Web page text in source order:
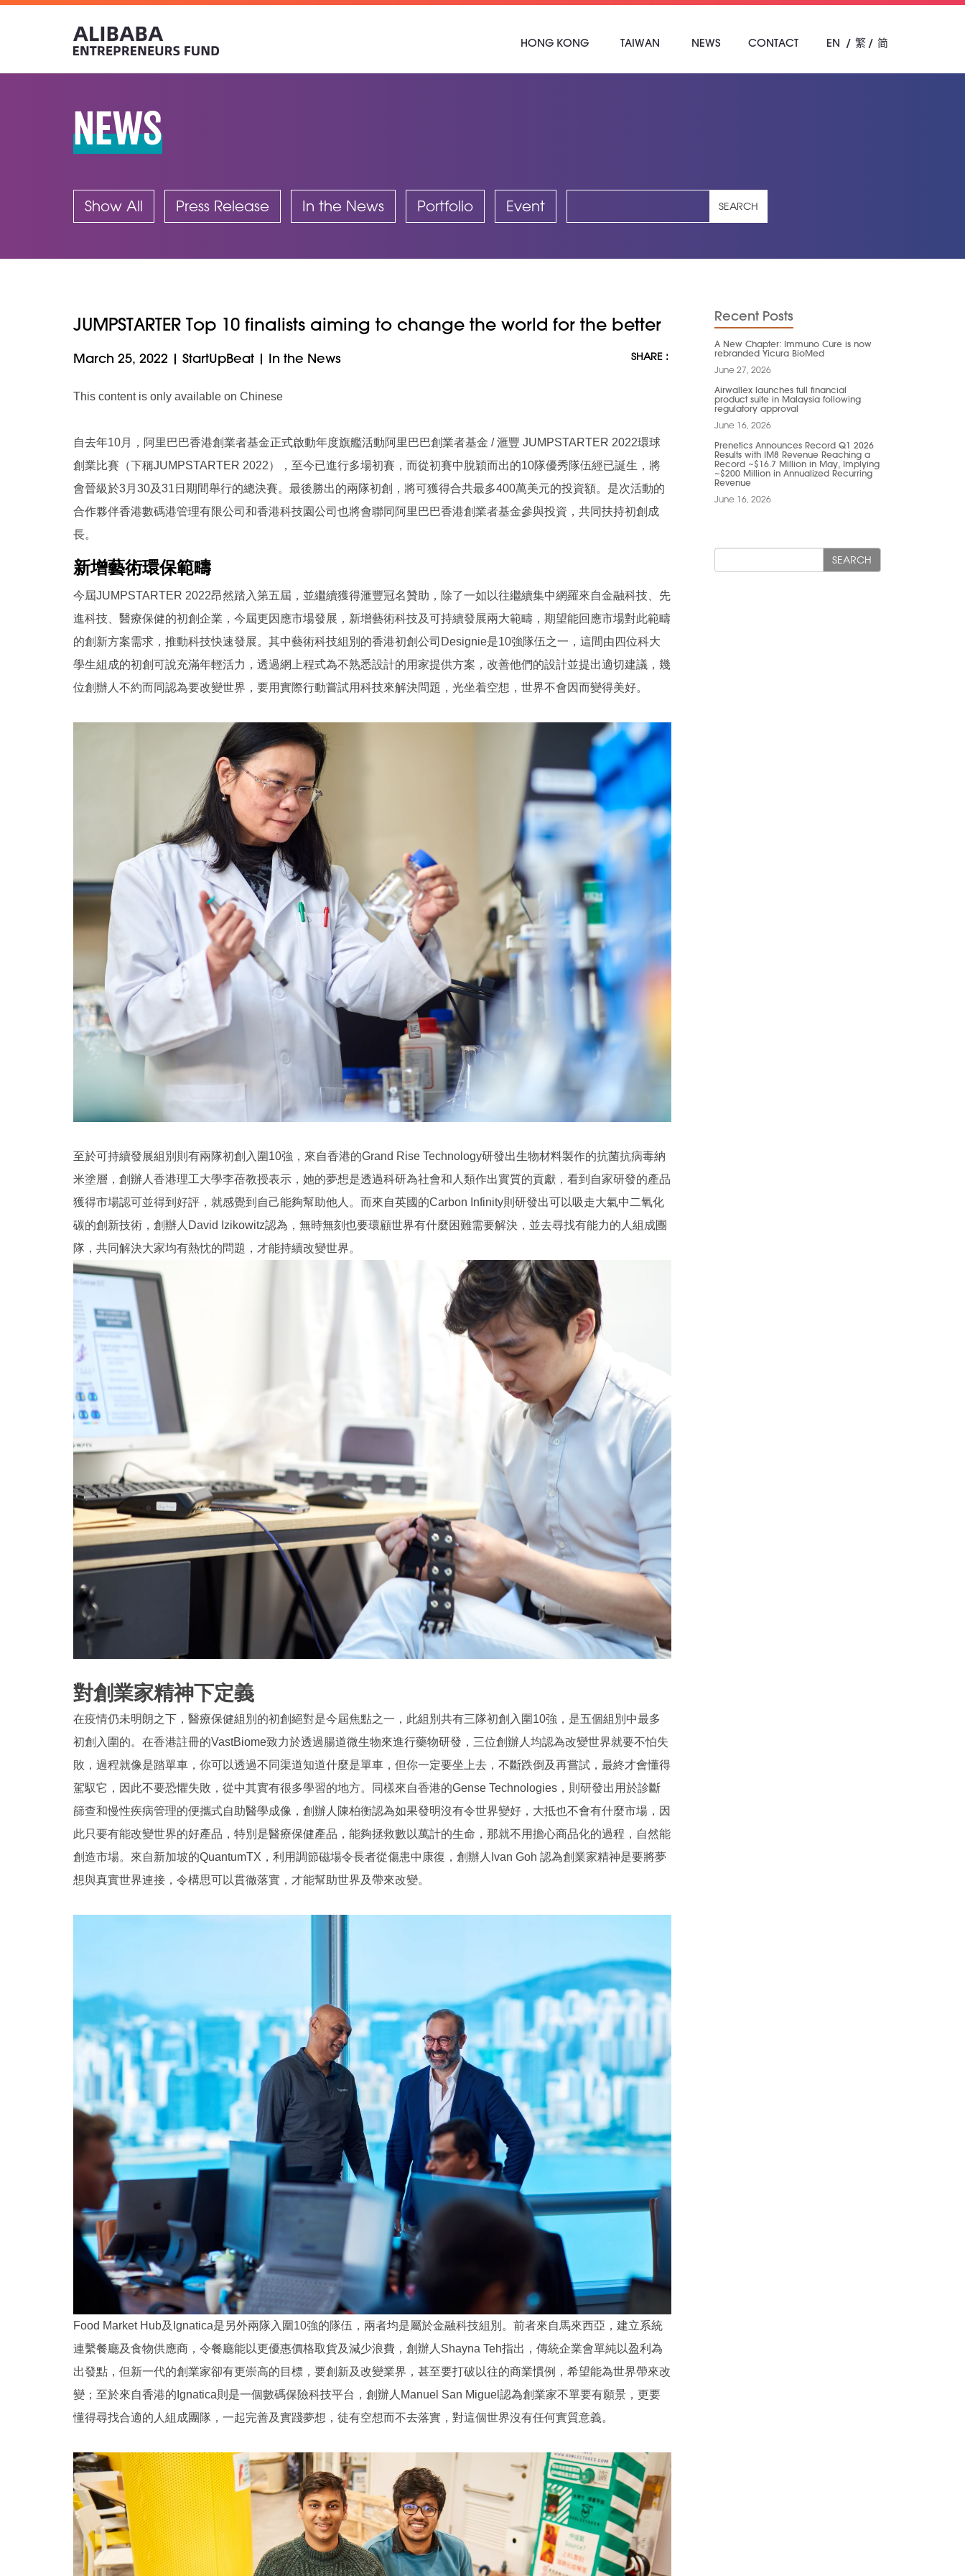
HONG KONG TAIWAN NEWS CONTACT EN 繁 简
NEWS
Show All Press Release In the News Portfolio Event SEARCH
JUMPSTARTER Top 10 finalists aiming to change the world for the better
March 25, 2022 | StartUpBeat | In the News SHARE :
This content is only available on Chinese
自去年10月，阿里巴巴香港創業者基金正式啟動年度旗艦活動阿里巴巴創業者基金 / 滙豐 JUMPSTARTER 2022環球
創業比賽（下稱JUMPSTARTER 2022），至今已進行多場初賽，而從初賽中脫穎而出的10隊優秀隊伍經已誕生，將
會晉級於3月30及31日期間舉行的總決賽。最後勝出的兩隊初創，將可獲得合共最多400萬美元的投資額。是次活動的
合作夥伴香港數碼港管理有限公司和香港科技園公司也將會聯同阿里巴巴香港創業者基金參與投資，共同扶持初創成
長。
新增藝術環保範疇
今屆JUMPSTARTER 2022昂然踏入第五屆，並繼續獲得滙豐冠名贊助，除了一如以往繼續集中網羅來自金融科技、先
進科技、醫療保健的初創企業，今屆更因應市場發展，新增藝術科技及可持續發展兩大範疇，期望能回應市場對此範疇
的創新方案需求，推動科技快速發展。其中藝術科技組別的香港初創公司Designie是10強隊伍之一，這間由四位科大
學生組成的初創可說充滿年輕活力，透過網上程式為不熟悉設計的用家提供方案，改善他們的設計並提出適切建議，幾
位創辦人不約而同認為要改變世界，要用實際行動嘗試用科技來解決問題，光坐着空想，世界不會因而變得美好。
至於可持續發展組別則有兩隊初創入圍10強，來自香港的Grand Rise Technology研發出生物材料製作的抗菌抗病毒納
米塗層，創辦人香港理工大學李蓓教授表示，她的夢想是透過科研為社會和人類作出實質的貢獻，看到自家研發的產品
獲得市場認可並得到好評，就感覺到自己能夠幫助他人。而來自英國的Carbon Infinity則研發出可以吸走大氣中二氧化
碳的創新技術，創辦人David Izikowitz認為，無時無刻也要環顧世界有什麼困難需要解決，並去尋找有能力的人組成團
隊，共同解決大家均有熱忱的問題，才能持續改變世界。
對創業家精神下定義
在疫情仍未明朗之下，醫療保健組別的初創絕對是今屆焦點之一，此組別共有三隊初創入圍10強，是五個組別中最多
初創入圍的。在香港註冊的VastBiome致力於透過腸道微生物來進行藥物研發，三位創辦人均認為改變世界就要不怕失
敗，過程就像是踏單車，你可以透過不同渠道知道什麼是單車，但你一定要坐上去，不斷跌倒及再嘗試，最終才會懂得
駕馭它，因此不要恐懼失敗，從中其實有很多學習的地方。同樣來自香港的Gense Technologies，則研發出用於診斷
篩查和慢性疾病管理的便攜式自助醫學成像，創辦人陳柏衡認為如果發明沒有令世界變好，大抵也不會有什麼市場，因
此只要有能改變世界的好產品，特別是醫療保健產品，能夠拯救數以萬計的生命，那就不用擔心商品化的過程，自然能
創造市場。來自新加坡的QuantumTX，利用調節磁場令長者從傷患中康復，創辦人Ivan Goh 認為創業家精神是要將夢
想與真實世界連接，令構思可以貫徹落實，才能幫助世界及帶來改變。
Food Market Hub及Ignatica是另外兩隊入圍10強的隊伍，兩者均是屬於金融科技組別。前者來自馬來西亞，建立系統
連繫餐廳及食物供應商，令餐廳能以更優惠價格取貨及減少浪費，創辦人Shayna Teh指出，傳統企業會單純以盈利為
出發點，但新一代的創業家卻有更崇高的目標，要創新及改變業界，甚至要打破以往的商業慣例，希望能為世界帶來改
變；至於來自香港的Ignatica則是一個數碼保險科技平台，創辦人Manuel San Miguel認為創業家不單要有願景，更要
懂得尋找合適的人組成團隊，一起完善及實踐夢想，徒有空想而不去落實，對這個世界沒有任何實質意義。
Recent Posts
A New Chapter: Immuno Cure is now
rebranded Yicura BioMed
June 27, 2026
Airwallex launches full financial
product suite in Malaysia following
regulatory approval
June 16, 2026
Prenetics Announces Record Q1 2026
Results with IM8 Revenue Reaching a
Record ~$16.7 Million in May, Implying
~$200 Million in Annualized Recurring
Revenue
June 16, 2026
SEARCH